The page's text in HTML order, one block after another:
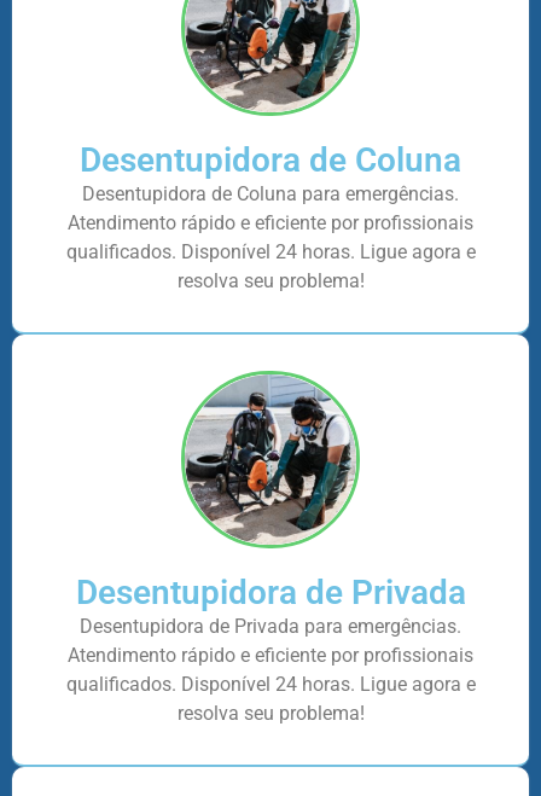
Desentupidora de Coluna
Desentupidora de Coluna para emergências.
Atendimento rápido e eficiente por profissionais
qualificados. Disponível 24 horas. Ligue agora e
resolva seu problema!
Desentupidora de Privada
Desentupidora de Privada para emergências.
Atendimento rápido e eficiente por profissionais
qualificados. Disponível 24 horas. Ligue agora e
resolva seu problema!